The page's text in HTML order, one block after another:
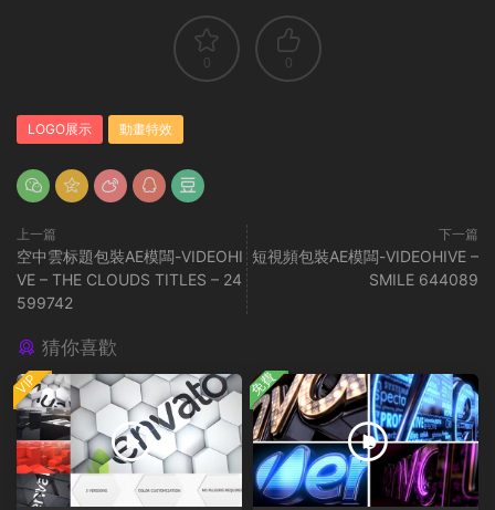
0 0
LOGO展示 動畫特效
上一篇
空中雲标題包裝AE模闆-VIDEOHI
VE – THE CLOUDS TITLES – 24
599742
下一篇
短視頻包裝AE模闆-VIDEOHIVE –
SMILE 644089
猜你喜歡
VIP 免費